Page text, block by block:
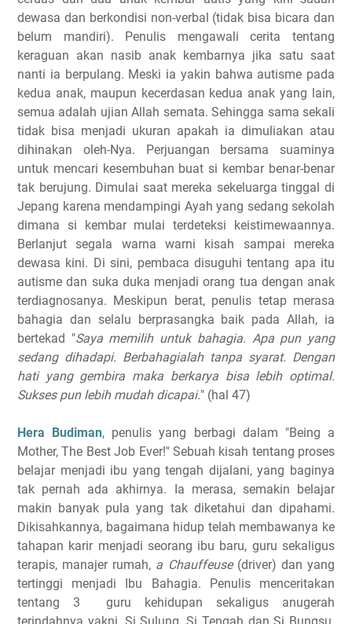
dewasa dan berkondisi non-verbal (tidak bisa bicara dan
belum mandiri). Penulis mengawali cerita tentang
keraguan akan nasib anak kembarnya jika satu saat
nanti ia berpulang. Meski ia yakin bahwa autisme pada
kedua anak, maupun kecerdasan kedua anak yang lain,
semua adalah ujian Allah semata. Sehingga sama sekali
tidak bisa menjadi ukuran apakah ia dimuliakan atau
dihinakan oleh-Nya. Perjuangan bersama suaminya
untuk mencari kesembuhan buat si kembar benar-benar
tak berujung. Dimulai saat mereka sekeluarga tinggal di
Jepang karena mendampingi Ayah yang sedang sekolah
dimana si kembar mulai terdeteksi keistimewaannya.
Berlanjut segala warna warni kisah sampai mereka
dewasa kini. Di sini, pembaca disuguhi tentang apa itu
autisme dan suka duka menjadi orang tua dengan anak
terdiagnosanya. Meskipun berat, penulis tetap merasa
bahagia dan selalu berprasangka baik pada Allah, ia
bertekad "Saya memilih untuk bahagia. Apa pun yang
sedang dihadapi. Berbahagialah tanpa syarat. Dengan
hati yang gembira maka berkarya bisa lebih optimal.
Sukses pun lebih mudah dicapai." (hal 47)
Hera Budiman, penulis yang berbagi dalam "Being a
Mother, The Best Job Ever!" Sebuah kisah tentang proses
belajar menjadi ibu yang tengah dijalani, yang baginya
tak pernah ada akhirnya. Ia merasa, semakin belajar
makin banyak pula yang tak diketahui dan dipahami.
Dikisahkannya, bagaimana hidup telah membawanya ke
tahapan karir menjadi seorang ibu baru, guru sekaligus
terapis, manajer rumah, a Chauffeuse(driver) dan yang
tertinggi menjadi Ibu Bahagia. Penulis menceritakan
tentang 3 guru kehidupan sekaligus anugerah